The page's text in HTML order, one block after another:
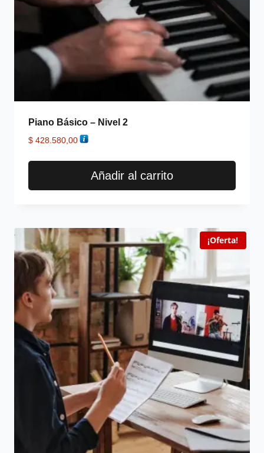
Piano Básico – Nivel 2
$ 428.580,00
Añadir al carrito
¡Oferta!